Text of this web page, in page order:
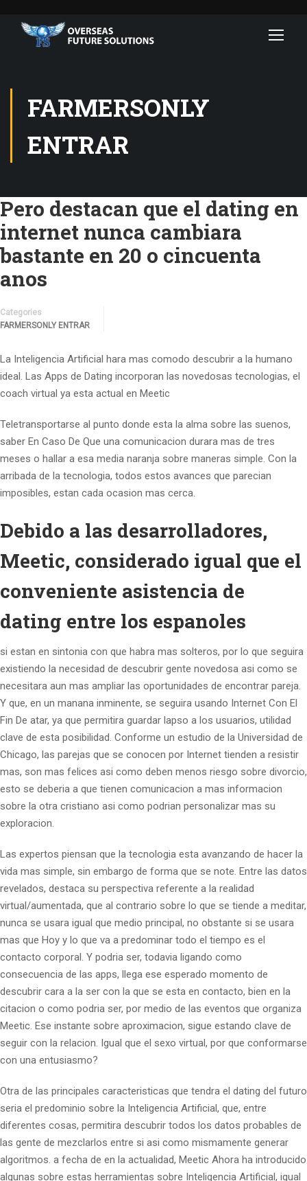
FARMERSONLY
ENTRAR
Pero destacan que el dating en
internet nunca cambiara
bastante en 20 o cincuenta
anos
Categories
FARMERSONLY ENTRAR
La Inteligencia Artificial hara mas comodo descubrir a la humano
ideal. Las Apps de Dating incorporan las novedosas tecnologias, el
coach virtual ya esta actual en Meetic
Teletransportarse al punto donde esta la alma sobre las suenos,
saber En Caso De Que una comunicacion durara mas de tres
meses o hallar a esa media naranja sobre maneras simple. Con la
arribada de la tecnologia, todos estos avances que parecian
imposibles, estan cada ocasion mas cerca.
Debido a las desarrolladores,
Meetic, considerado igual que el
conveniente asistencia de
dating entre los espanoles
si estan en sintonia con que habra mas solteros, por lo que seguira
existiendo la necesidad de descubrir gente novedosa asi­ como se
necesitara aun mas ampliar las oportunidades de encontrar pareja.
Y que, en un manana inminente, se seguira usando Internet Con El
Fin De atar, ya que permitira guardar lapso a los usuarios, utilidad
clave de esta posibilidad. Conforme un estudio de la Universidad de
Chicago, las parejas que se conocen por Internet tienden a resistir
mas, son mas felices asi­ como deben menos riesgo sobre divorcio,
esto se deberia a que tienen comunicacion a mas informacion
sobre la otra cristiano asi­ como podri­an personalizar mas su
exploracion.
Las expertos piensan que la tecnologia esta avanzando de hacer la
vida mas simple, sin embargo de forma que se note. Entre las datos
revelados, destaca su perspectiva referente a la realidad
virtual/aumentada, que al contrario sobre lo que se tiende a meditar,
nunca se usara igual que medio principal, no obstante si se usara
mas que Hoy y lo que va a predominar todo el tiempo es el
contacto corporal. Y podri­a ser, todavia ligando como
consecuencia de las apps, llega ese esperado momento de
descubrir cara a la ser con la que se esta en contacto, bien en la
citacion o como podri­a ser, por medio de las eventos que organiza
Meetic. Ese instante sobre aproximacion, sigue estando clave de
seguir con la relacion. Igual que el sexo virtual, por que conformarse
con una entusiasmo?
Otra de las principales caracteristicas que tendra el dating del futuro
seri­a el predominio sobre la Inteligencia Artificial, que, entre
diferentes cosas, permitira descubrir todos los datos probables de
las gente de mezclarlos entre si asi­ como mismamente generar
algoritmos. a fecha de en la actualidad, Meetic Ahora ha introducido
algunas sobre estas herramientas sobre Inteligencia Artificial, igual